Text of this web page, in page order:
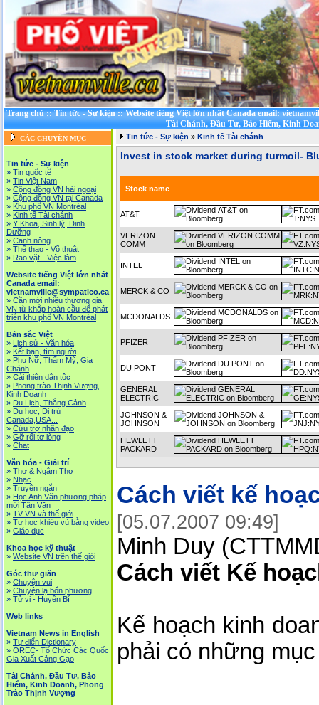
Trang chủ::Tin tức - Sự kiện::Website tiếng Việt lớn nhất Canada email:
Tài Chánh, Đầu Tư, Bảo Hiểm, Kinh
CÁC CHUYÊN MỤC
Tin tức - Sự kiện
» Tin quốc tế
» Tin Việt Nam
» Cộng đồng VN hải ngoại
» Cộng đồng VN tại Canada
» Khu phố VN Montréal
» Kinh tế Tài chánh
» Y Khoa, Sinh lý, Dinh
Dưỡng
» Canh nông
» Thể thao - Võ thuật
» Rao vặt - Việc làm
Website tiếng Việt lớn nhất
Canada email:
vietnamville@sympatico.ca
» Cần mời nhiều thương gia
VN từ khắp hoàn cầu để phát
triễn khu phố VN Montréal
Bản sắc Việt
» Lịch sử - Văn hóa
» Kết bạn, tìm người
» Phụ Nữ, Thẩm Mỹ, Gia
Chánh
» Cải thiện dân tộc
» Phong trào Thịnh Vượng,
Kinh Doanh
» Du Lịch, Thắng Cảnh
» Du học, Di trú
Canada,USA...
» Cứu trợ nhân đạo
» Gỡ rối tơ lòng
» Chat
Văn hóa - Giải trí
» Thơ & Ngâm Thơ
» Nhạc
» Truyện ngắn
» Học Anh Văn phương pháp
mới Tân Văn
» TV VN và thế giới
» Tự học khiêu vũ bằng video
» Giáo dục
Khoa học kỹ thuật
» Website VN trên thế giói
Góc thư giãn
» Chuyện vui
» Chuyện lạ bốn phương
» Tử vi - Huyền Bí
Web links
Vietnam News in English
» Tự điển Dictionary
» OREC- Tố Chức Các Quốc
Gia Xuất Cảng Gạo
Tài Chánh, Đầu Tư, Bảo
Hiểm, Kinh Doanh, Phong
Trào Thịnh Vượng
Tin tức - Sự kiện » Kinh tế Tài chánh
Invest in stock market during turmoil-
Stock name
AT&T
VERIZON
COMM
INTEL
MERCK & CO
MCDONALDS
PFIZER
DU PONT
GENERAL
ELECTRIC
JOHNSON &
JOHNSON
HEWLETT
PACKARD
Cách viết kế
[05.07.2007 09:49]
Minh Duy
Cách viết Kế
Kế hoạch kinh
phải có những